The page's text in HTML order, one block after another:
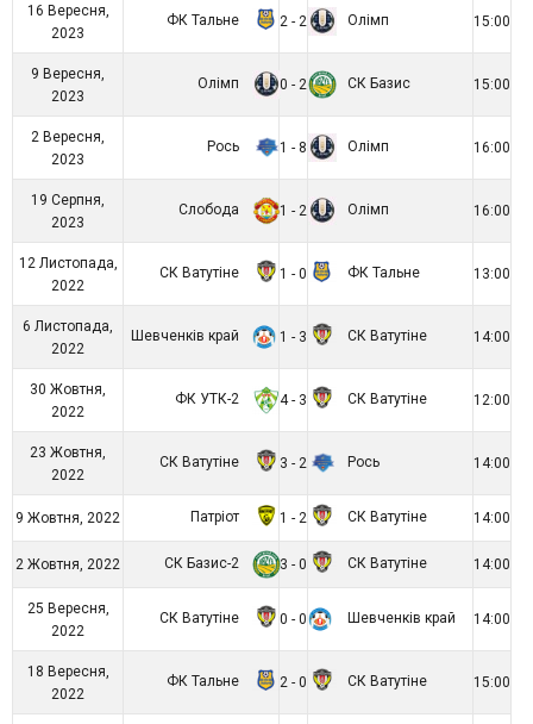
16 Вересня,
2023
ФК Тальне 2 - 2 Олімп 15:00
9 Вересня,
2023
Олімп 0 - 2 СК Базис 15:00
2 Вересня,
2023
Рось 1 - 8 Олімп 16:00
19 Серпня,
2023
Слобода 1 - 2 Олімп 16:00
12 Листопада,
2022
СК Ватутіне 1 - 0 ФК Тальне 13:00
6 Листопада,
2022
Шевченків край 1 - 3 СК Ватутіне 14:00
30 Жовтня,
2022
ФК УТК-2 4 - 3 СК Ватутіне 12:00
23 Жовтня,
2022
СК Ватутіне 3 - 2 Рось 14:00
9 Жовтня, 2022 Патріот 1 - 2 СК Ватутіне 14:00
2 Жовтня, 2022 СК Базис-2 3 - 0 СК Ватутіне 14:00
25 Вересня,
2022
СК Ватутіне 0 - 0 Шевченків край 14:00
18 Вересня,
2022
ФК Тальне 2 - 0 СК Ватутіне 15:00